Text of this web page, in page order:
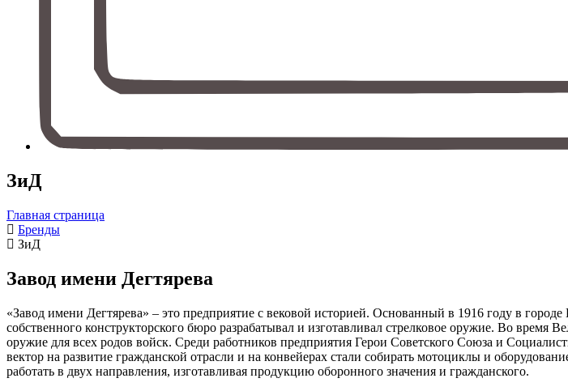
ЗиД
Главная страница
Бренды
ЗиД
Завод имени Дегтярева
«Завод имени Дегтярева» – это предприятие с вековой историей. Основанный в 1916 году в
собственного конструкторского бюро разрабатывал и изготавливал стрелковое оружие. Во время
оружие для всех родов войск. Среди работников предприятия Герои Советского Союза и
вектор на развитие гражданской отрасли и на конвейерах стали собирать мотоциклы и
работать в двух направления, изготавливая продукцию оборонного значения и гражданского.